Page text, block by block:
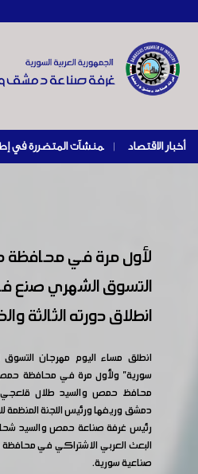
أخبار الاقتصاد |
لأول مرة في
التسوق الشهري صنع
انطلاق دورته الثالثة
انطلق مساء اليوم مهرجان
سورية" ولأول مرة في محافظة حمص
محافظ حمص والسيد طلال
دمشق وريفها ورئيس اللجنة المنظمة
رئيس غرفة صناعة حمص والسيد
صناعية سورية.